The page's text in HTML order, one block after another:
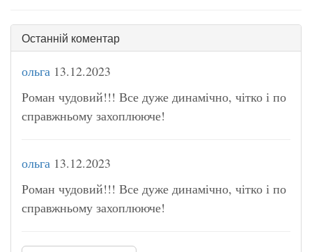
Останній коментар
ольга 13.12.2023
Роман чудовий!!! Все дуже динамічно, чітко і по
справжньому захоплююче!
ольга 13.12.2023
Роман чудовий!!! Все дуже динамічно, чітко і по
справжньому захоплююче!